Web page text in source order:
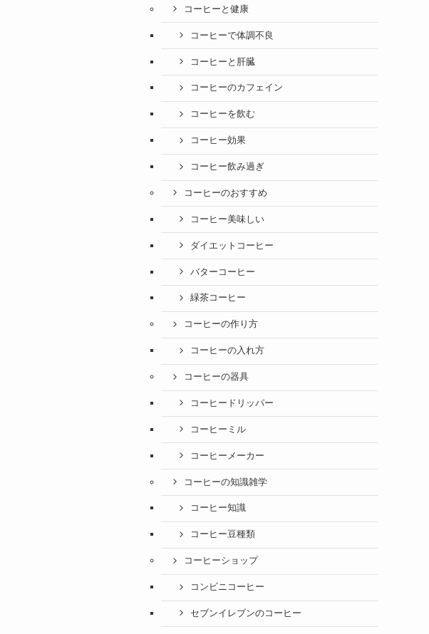
コーヒーと健康
コーヒーで体調不良
コーヒーと肝臓
コーヒーのカフェイン
コーヒーを飲む
コーヒー効果
コーヒー飲み過ぎ
コーヒーのおすすめ
コーヒー美味しい
ダイエットコーヒー
バターコーヒー
緑茶コーヒー
コーヒーの作り方
コーヒーの入れ方
コーヒーの器具
コーヒードリッパー
コーヒーミル
コーヒーメーカー
コーヒーの知識雑学
コーヒー知識
コーヒー豆種類
コーヒーショップ
コンビニコーヒー
セブンイレブンのコーヒー